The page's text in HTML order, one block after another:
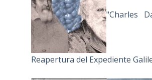
"Charles
Reapertura del Expediente